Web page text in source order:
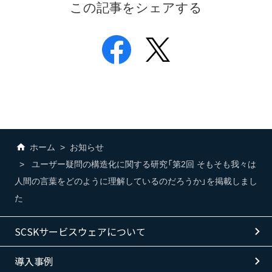
この記事をシェアする
ホーム
お知らせ
ユーザー疑問の構造化に関する研究「第2回 そもそも我々は
人間の言葉をどのように理解しているのだろうか」を掲載しまし
た
SCSKサービスウェアについて
導入事例